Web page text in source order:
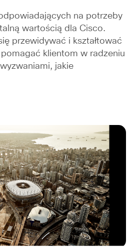
na potrzeby
wartością dla Cisco.
przewidywać i kształtować
klientom w radzeniu
jakie